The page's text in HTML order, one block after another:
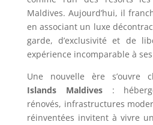
Maldives. Aujourd’hui, il
en associant un luxe
garde, d’exclusivité et de
expérience incomparable à
Une nouvelle ère s’ouvre
Islands Maldives:
rénovés, infrastructures
réinventées invitent à vivre